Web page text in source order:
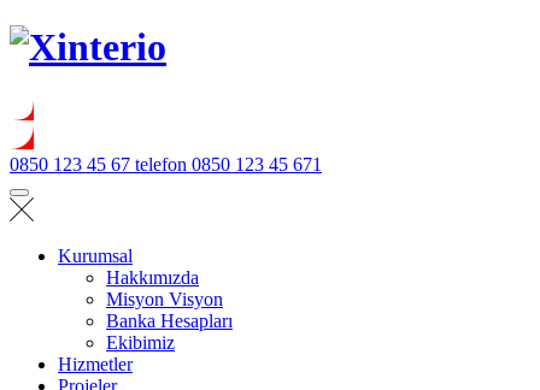
0850 123 45 67 telefon 0850 123 45 671
Kurumsal
Hakkımızda
Misyon Visyon
Banka Hesapları
Ekibimiz
Hizmetler
Projeler